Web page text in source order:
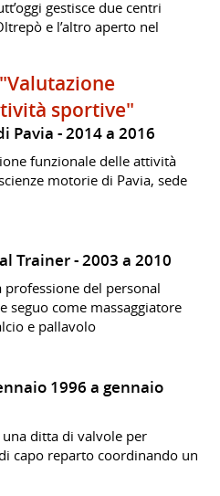
gestisce due centri
e l’altro aperto nel
sportive"
Pavia 2014 a 2016
funzionale delle attività
motorie di Pavia, sede
Trainer 2003 a 2010
del personal
seguo come massaggiatore
e pallavolo
1996 a gennaio
ditta di valvole per
capo reparto coordinando un